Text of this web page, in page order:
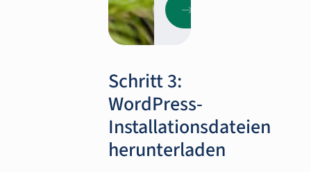
Schritt 3:
WordPress-
Installationsdateien
herunterladen